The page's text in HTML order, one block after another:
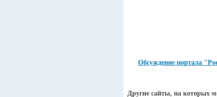
Обсуждение портала
Другие сайты, на которых